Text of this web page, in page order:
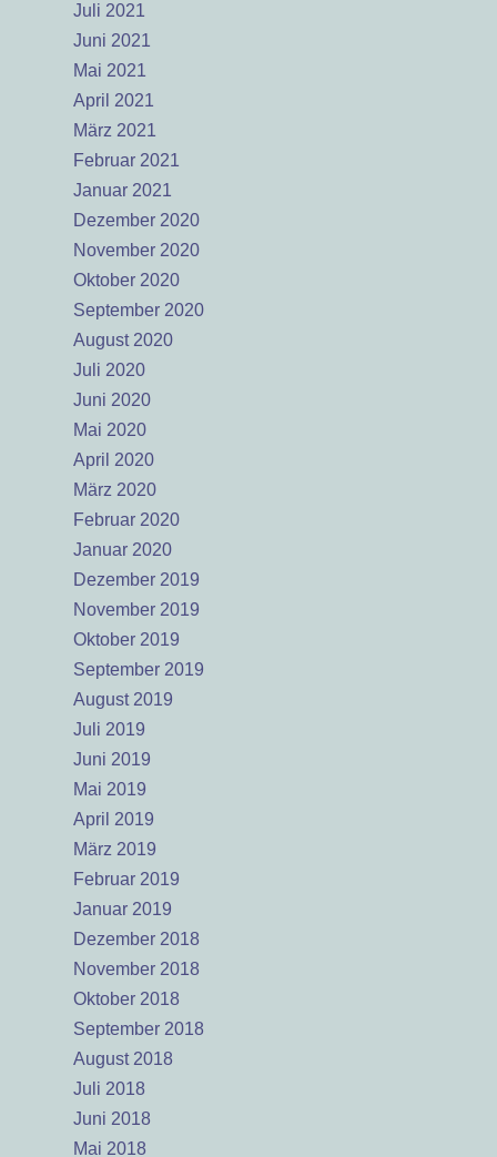
Juli 2021
Juni 2021
Mai 2021
April 2021
März 2021
Februar 2021
Januar 2021
Dezember 2020
November 2020
Oktober 2020
September 2020
August 2020
Juli 2020
Juni 2020
Mai 2020
April 2020
März 2020
Februar 2020
Januar 2020
Dezember 2019
November 2019
Oktober 2019
September 2019
August 2019
Juli 2019
Juni 2019
Mai 2019
April 2019
März 2019
Februar 2019
Januar 2019
Dezember 2018
November 2018
Oktober 2018
September 2018
August 2018
Juli 2018
Juni 2018
Mai 2018